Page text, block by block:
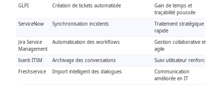
GLPI Création de tickets automatisée
Gain de temps et
traçabilité poussée
ServiceNow
Synchronisation incidents
Traitement stratégique et
rapide
Jira Service
Management
Automatisation des workflows
Gestion collaborative et
agile
Ivanti ITSM
Archivage des conversations
Suivi utilisateur renforcé
Freshservice
Import intelligent des dialogues
Communication
améliorée en IT